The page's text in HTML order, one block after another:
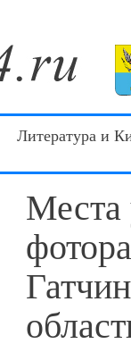
Литература и
Места